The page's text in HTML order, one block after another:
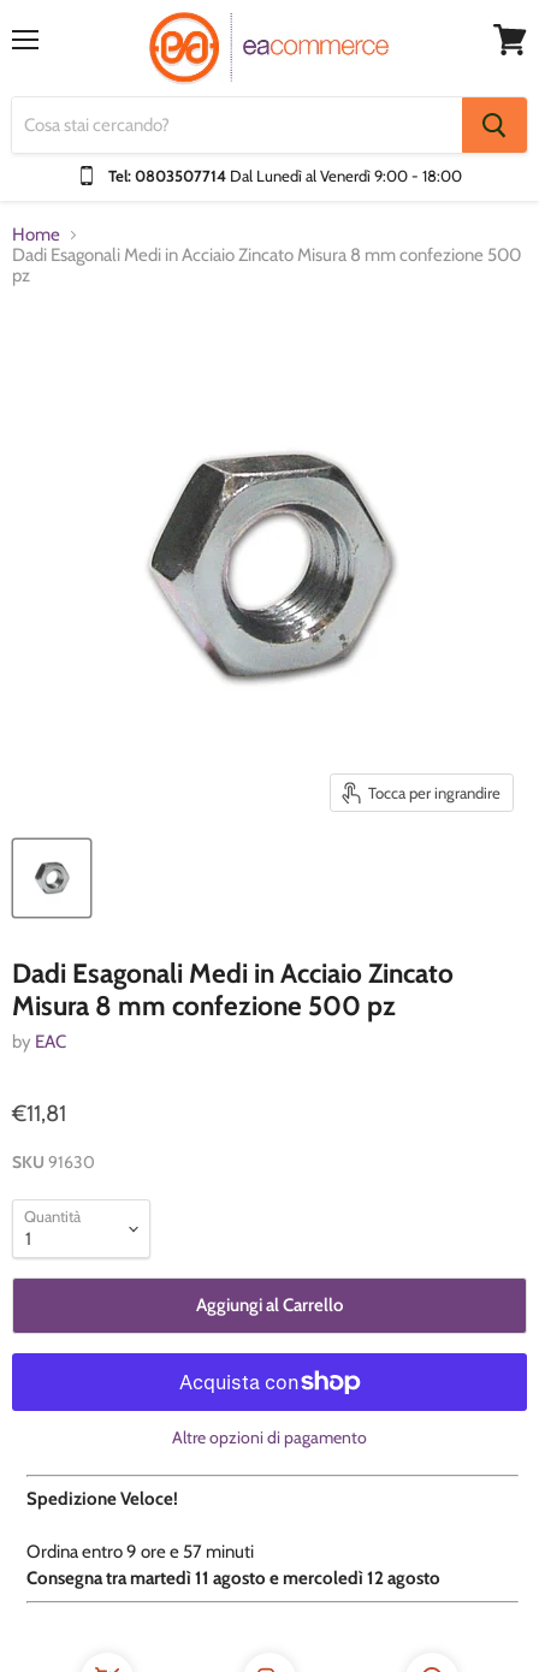
Tel: 0803507714 Dal Lunedì al Venerdì9:00 - 18:00
Home
Dadi Esagonali Medi in Acciaio Zincato Misura 8 mm confezione 500
pz
Tocca per ingrandire
Dadi Esagonali Medi in Acciaio Zincato
Misura 8 mm confezione 500 pz
by EAC
€11,81
SKU 91630
Quantità
Aggiungi al Carrello
Altre opzioni di pagamento
Spedizione Veloce!
Ordina entro9 ore e 57 minuti
​Consegna tra martedì 11 agosto e mercoledì 12 agosto